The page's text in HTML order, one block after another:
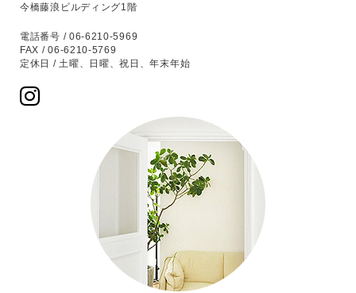
今橋藤浪ビルディング1階
電話番号 / 06-6210-5969
FAX / 06-6210-5769
定休日 / 土曜、日曜、祝日、年末年始